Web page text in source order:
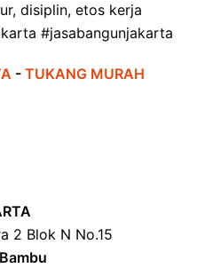
disiplin, etos kerja
#jasabangunjakarta
- TUKANG MURAH
2 Blok N No.15